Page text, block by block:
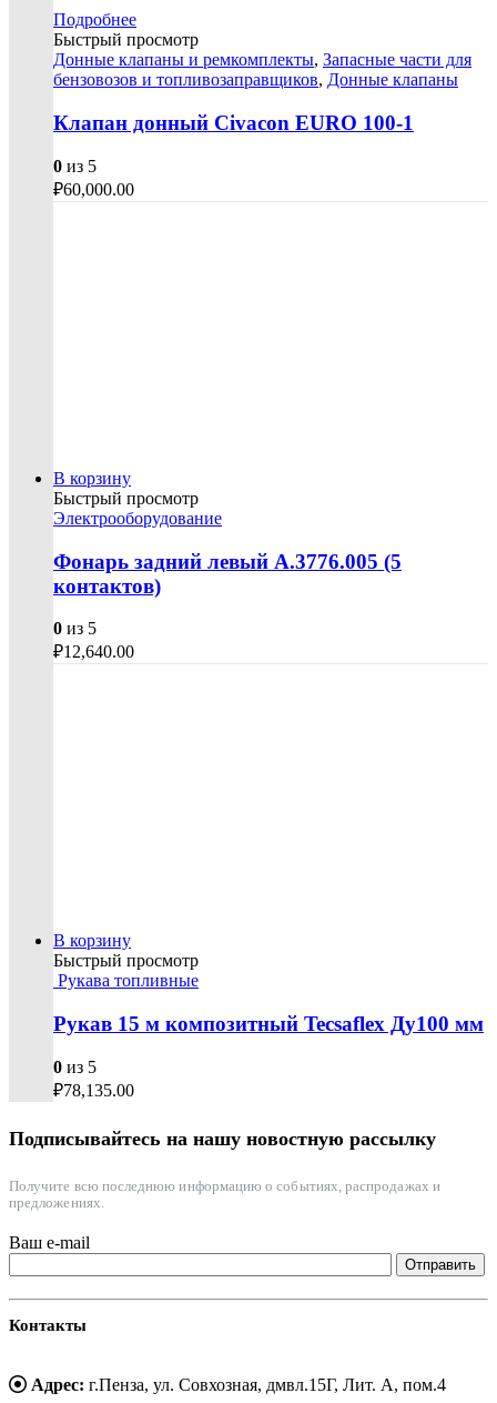
Подробнее
Быстрый просмотр
Донные клапаны и ремкомплекты, Запасные части для
бензовозов и топливозаправщиков, Донные клапаны
Клапан донный Civacon EURO 100-1
0 из 5
₽60,000.00
В корзину
Быстрый просмотр
Электрооборудование
Фонарь задний левый А.3776.005 (5
контактов)
0 из 5
₽12,640.00
В корзину
Быстрый просмотр
Рукава топливные
Рукав 15 м композитный Tecsaflex Ду100 мм
0 из 5
₽78,135.00
Подписывайтесь на нашу новостную рассылку
Получите всю последнюю информацию о событиях, распродажах и
предложениях.
Ваш e-mail
Контакты
Адрес: г.Пенза, ул. Совхозная, дмвл.15Г, Лит. А, пом.4